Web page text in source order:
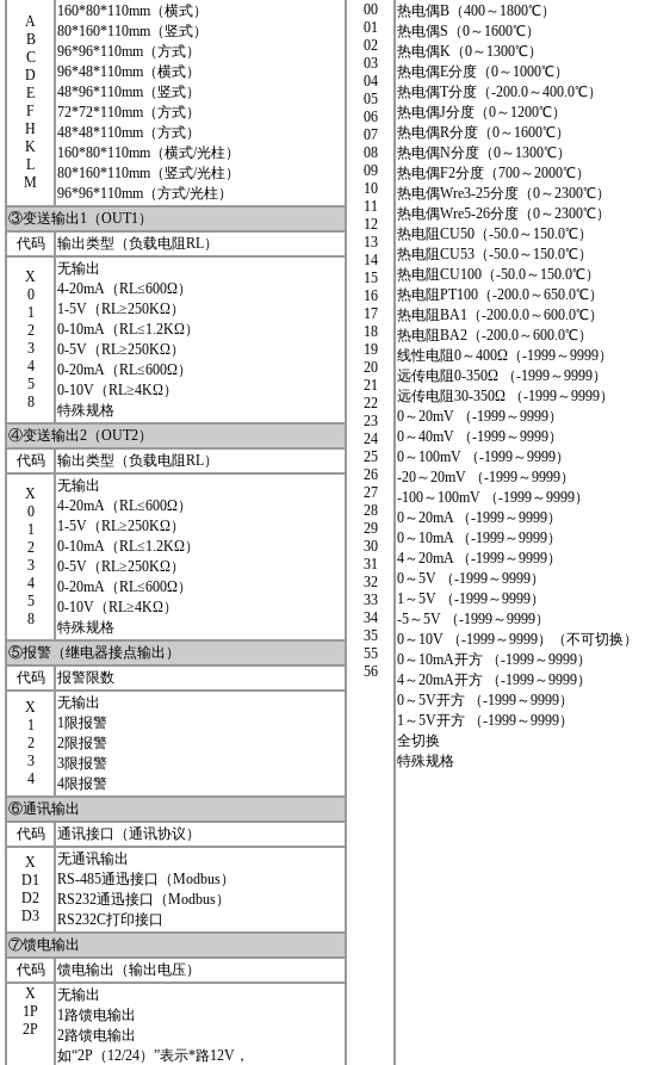
A
B
C
D
E
F
H
K
L
M
160*80*110mm（横式）
80*160*110mm（竖式）
96*96*110mm（方式）
96*48*110mm（横式）
48*96*110mm（竖式）
72*72*110mm（方式）
48*48*110mm（方式）
160*80*110mm（横式/光柱）
80*160*110mm（竖式/光柱）
96*96*110mm（方式/光柱）
00
01
02
03
04
05
06
07
08
09
10
11
12
13
14
15
16
17
18
19
20
21
22
23
24
25
26
27
28
29
30
31
32
33
34
35
55
56
热电偶B（400～1800℃）
热电偶S（0～1600℃）
热电偶K（0～1300℃）
热电偶E分度（0～1000℃）
热电偶T分度（-200.0～400.0℃）
热电偶J分度（0～1200℃）
热电偶R分度（0～1600℃）
热电偶N分度（0～1300℃）
热电偶F2分度（700～2000℃）
热电偶Wre3-25分度（0～2300℃）
热电偶Wre5-26分度（0～2300℃）
热电阻CU50（-50.0～150.0℃）
热电阻CU53（-50.0～150.0℃）
热电阻CU100（-50.0～150.0℃）
热电阻PT100（-200.0～650.0℃）
热电阻BA1（-200.0.0～600.0℃）
热电阻BA2（-200.0～600.0℃）
线性电阻0～400Ω（-1999～9999）
远传电阻0-350Ω （-1999～9999）
远传电阻30-350Ω （-1999～9999）
0～20mV （-1999～9999）
0～40mV （-1999～9999）
0～100mV （-1999～9999）
-20～20mV （-1999～9999）
-100～100mV （-1999～9999）
0～20mA （-1999～9999）
0～10mA （-1999～9999）
4～20mA （-1999～9999）
0～5V （-1999～9999）
1～5V （-1999～9999）
-5～5V （-1999～9999）
0～10V （-1999～9999）（不可切换）
0～10mA开方 （-1999～9999）
4～20mA开方 （-1999～9999）
0～5V开方 （-1999～9999）
1～5V开方 （-1999～9999）
全切换
特殊规格
③变送输出1（OUT1）
代码
输出类型（负载电阻RL）
X
0
1
2
3
4
5
8
无输出
4-20mA（RL≤600Ω）
1-5V（RL≥250KΩ）
0-10mA（RL≤1.2KΩ）
0-5V（RL≥250KΩ）
0-20mA（RL≤600Ω）
0-10V（RL≥4KΩ）
特殊规格
④变送输出2（OUT2）
代码
输出类型（负载电阻RL）
X
0
1
2
3
4
5
8
无输出
4-20mA（RL≤600Ω）
1-5V（RL≥250KΩ）
0-10mA（RL≤1.2KΩ）
0-5V（RL≥250KΩ）
0-20mA（RL≤600Ω）
0-10V（RL≥4KΩ）
特殊规格
⑤报警（继电器接点输出）
代码
报警限数
X
1
2
3
4
无输出
1限报警
2限报警
3限报警
4限报警
⑥通讯输出
代码
通讯接口（通讯协议）
X
D1
D2
D3
无通讯输出
RS-485通迅接口（Modbus）
RS232通迅接口（Modbus）
RS232C打印接口
⑦馈电输出
代码
馈电输出（输出电压）
X
1P
2P
无输出
1路馈电输出
2路馈电输出
如“2P（12/24）”表示*路12V，